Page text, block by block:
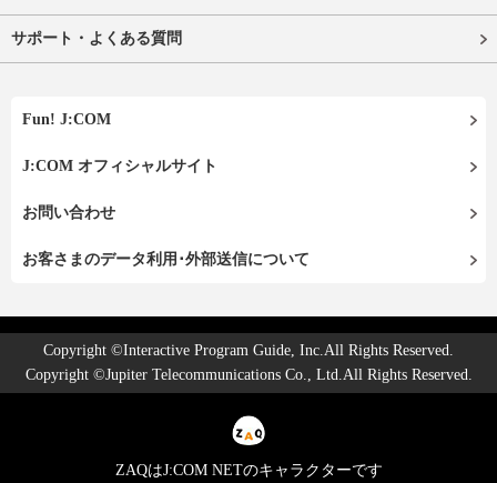
サポート・よくある質問
Fun! J:COM
J:COM オフィシャルサイト
お問い合わせ
お客さまのデータ利用･外部送信について
Copyright ©Interactive Program Guide, Inc.All Rights Reserved.
Copyright ©Jupiter Telecommunications Co., Ltd.All Rights Reserved.
ZAQはJ:COM NETのキャラクターです